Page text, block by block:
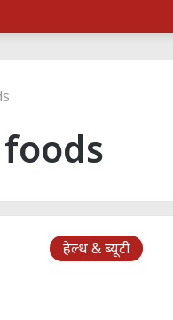
हेल्थ & ब्यूटी